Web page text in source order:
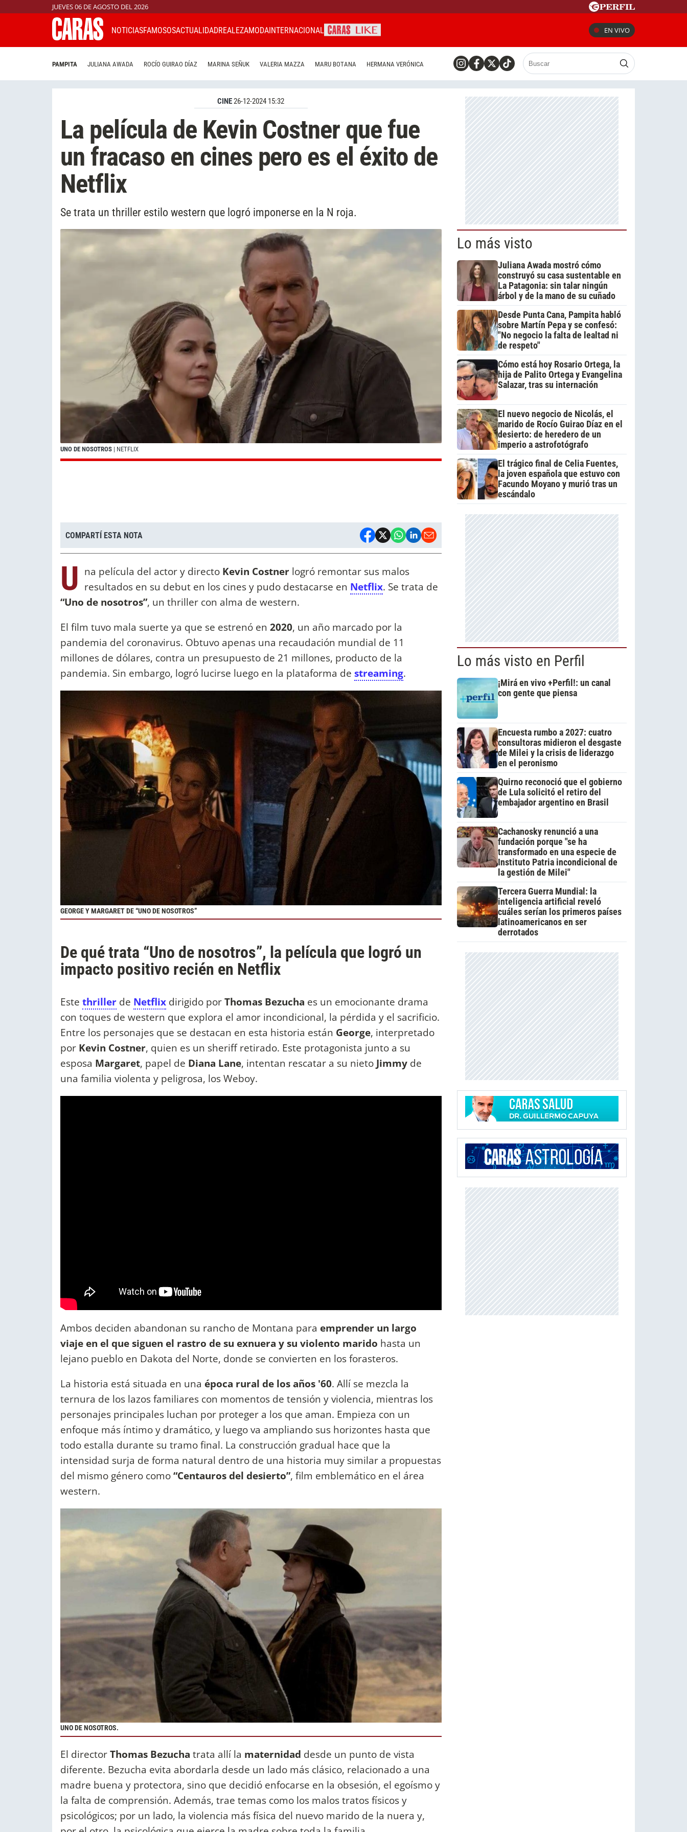
JUEVES 06 DE AGOSTO DEL 2026
NOTICIASFAMOSOSACTUALIDADREALEZAMODAINTERNACIONAL EN VIVO
PAMPITA JULIANA AWADA ROCÍO GUIRAO DÍAZ MARINA SEÑUK VALERIA MAZZA MARU BOTANA HERMANA VERÓNICA
CINE26-12-2024 15:32
La película de Kevin Costner que fue
un fracaso en cines pero es el éxito de
Netflix
Se trata un thriller estilo western que logró imponerse en la N roja.
UNO DE NOSOTROS | NETFLIX
COMPARTÍ ESTA NOTA
U na película del actor y directo Kevin Costner logró remontar sus malos
resultados en su debut en los cines y pudo destacarse en Netflix. Se trata de
“Uno de nosotros”, un thriller con alma de western.
El film tuvo mala suerte ya que se estrenó en 2020, un año marcado por la
pandemia del coronavirus. Obtuvo apenas una recaudación mundial de 11
millones de dólares, contra un presupuesto de 21 millones, producto de la
pandemia. Sin embargo, logró lucirse luego en la plataforma de streaming.
GEORGE Y MARGARET DE “UNO DE NOSOTROS”
De qué trata “Uno de nosotros”, la película que logró un
impacto positivo recién en Netflix
Este thriller de Netflix dirigido porThomas Bezucha es un emocionante drama
con toques de western que explora el amor incondicional, la pérdida y el sacrificio.
Entre los personajes que se destacan en esta historia están George, interpretado
por Kevin Costner, quien es un sheriff retirado. Este protagonista junto a su
esposa Margaret, papel de Diana Lane, intentan rescatar a su nieto Jimmy de
una familia violenta y peligrosa, los Weboy.
Ambos deciden abandonan su rancho de Montana para emprender un largo
viaje en el que siguen el rastro de su exnuera y su violento marido hasta un
lejano pueblo en Dakota del Norte, donde se convierten en los forasteros.
La historia está situada en una época rural de los años '60. Allí se mezcla la
ternura de los lazos familiares con momentos de tensión y violencia, mientras los
personajes principales luchan por proteger a los que aman. Empieza con un
enfoque más íntimo y dramático, y luego va ampliando sus horizontes hasta que
todo estalla durante su tramo final. La construcción gradual hace que la
intensidad surja de forma natural dentro de una historia muy similar a propuestas
del mismo género como“Centauros del desierto”, film emblemático en el área
western.
UNO DE NOSOTROS.
El directorThomas Bezucha trata allí la maternidad desde un punto de vista
diferente. Bezucha evita abordarla desde un lado más clásico, relacionado a una
madre buena y protectora, sino que decidió enfocarse en la obsesión, el egoísmo y
la falta de comprensión. Además, trae temas como los malos tratos físicos y
psicológicos; por un lado, la violencia más física del nuevo marido de la nuera y,
Lo más visto
Juliana Awada mostró cómo
construyó su casa sustentable en
La Patagonia: sin talar ningún
árbol y de la mano de su cuñado
Desde Punta Cana, Pampita habló
sobre Martín Pepa y se confesó:
"No negocio la falta de lealtad ni
de respeto"
Cómo está hoy Rosario Ortega, la
hija de Palito Ortega y Evangelina
Salazar, tras su internación
El nuevo negocio de Nicolás, el
marido de Rocío Guirao Díaz en el
desierto: de heredero de un
imperio a astrofotógrafo
El trágico final de Celia Fuentes,
la joven española que estuvo con
Facundo Moyano y murió tras un
escándalo
Lo más visto en Perfil
¡Mirá en vivo +Perfil!: un canal
con gente que piensa
Encuesta rumbo a 2027: cuatro
consultoras midieron el desgaste
de Milei y la crisis de liderazgo
en el peronismo
Quirno reconoció que el gobierno
de Lula solicitó el retiro del
embajador argentino en Brasil
Cachanosky renunció a una
fundación porque "se ha
transformado en una especie de
Instituto Patria incondicional de
la gestión de Milei"
Tercera Guerra Mundial: la
inteligencia artificial reveló
cuáles serían los primeros países
latinoamericanos en ser
derrotados